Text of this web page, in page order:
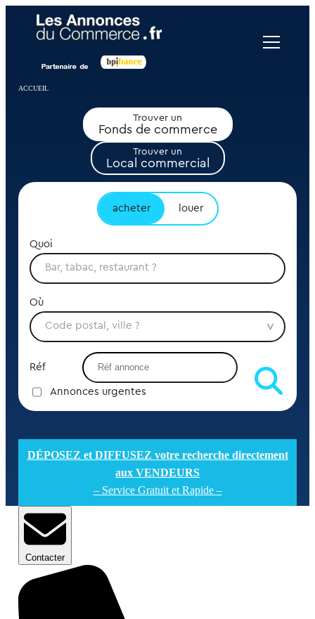
ACCUEIL
Trouver un
Fonds de commerce
Trouver un
Local commercial
acheter louer
Quoi
Où
Réf
Annonces urgentes
DÉPOSEZ et DIFFUSEZ votre recherche directement
aux VENDEURS
– Service Gratuit et Rapide –
Contacter
Panneau de gestion des cookies